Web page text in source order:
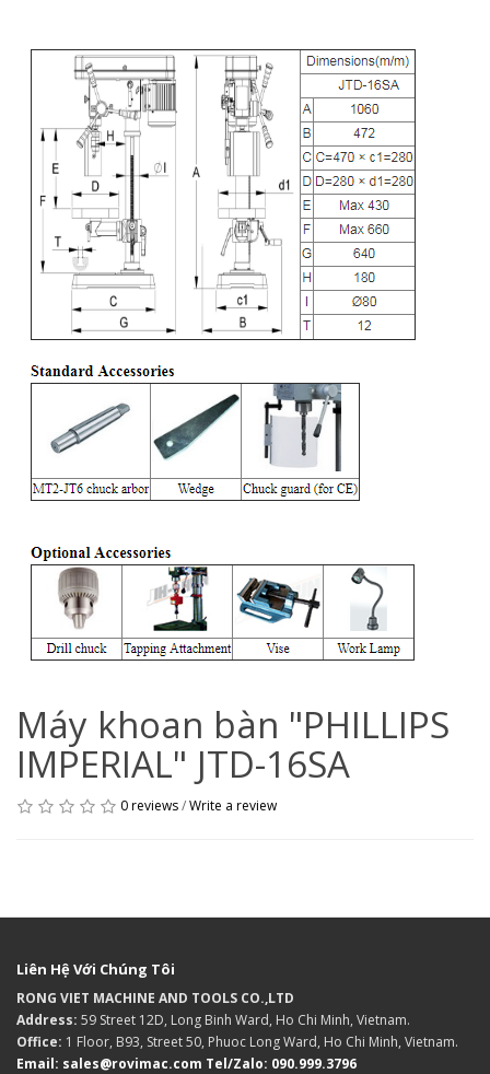
Máy khoan bàn "PHILLIPS
IMPERIAL" JTD-16SA
0 reviews/Write a review
Liên Hệ Với Chúng Tôi
RONG VIET MACHINE AND TOOLS CO.,LTD
Address: 59 Street 12D, Long Binh Ward, Ho Chi Minh, Vietnam.
Office: 1 Floor, B93, Street 50, Phuoc Long Ward, Ho Chi Minh, Vietnam.
Email: sales@rovimac.com Tel/Zalo: 090.999.3796